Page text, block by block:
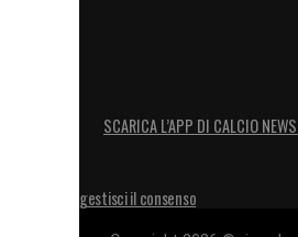
SCARICA L’APP DI CALCIO
gestisci il consenso